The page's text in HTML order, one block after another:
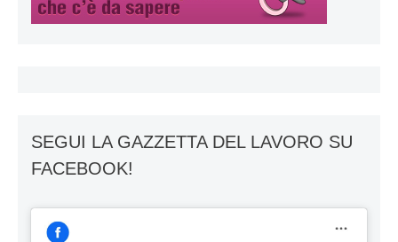
SEGUI LA GAZZETTA DEL LAVORO SU
FACEBOOK!